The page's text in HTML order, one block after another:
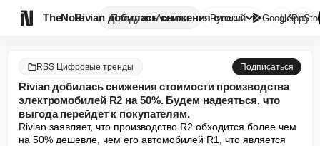
TheNote ПродуктыАгенты Rivian добилась снижения стоим...
Русский GooglePlay

RSS Цифровые тренды Подписаться
Rivian добилась снижения стоимости производства
электромобилей R2 на 50%. Будем надеяться, что
выгода перейдет к покупателям.
Rivian заявляет, что производство R2 обходится более чем
на 50% дешевле, чем его автомобилей R1, что является